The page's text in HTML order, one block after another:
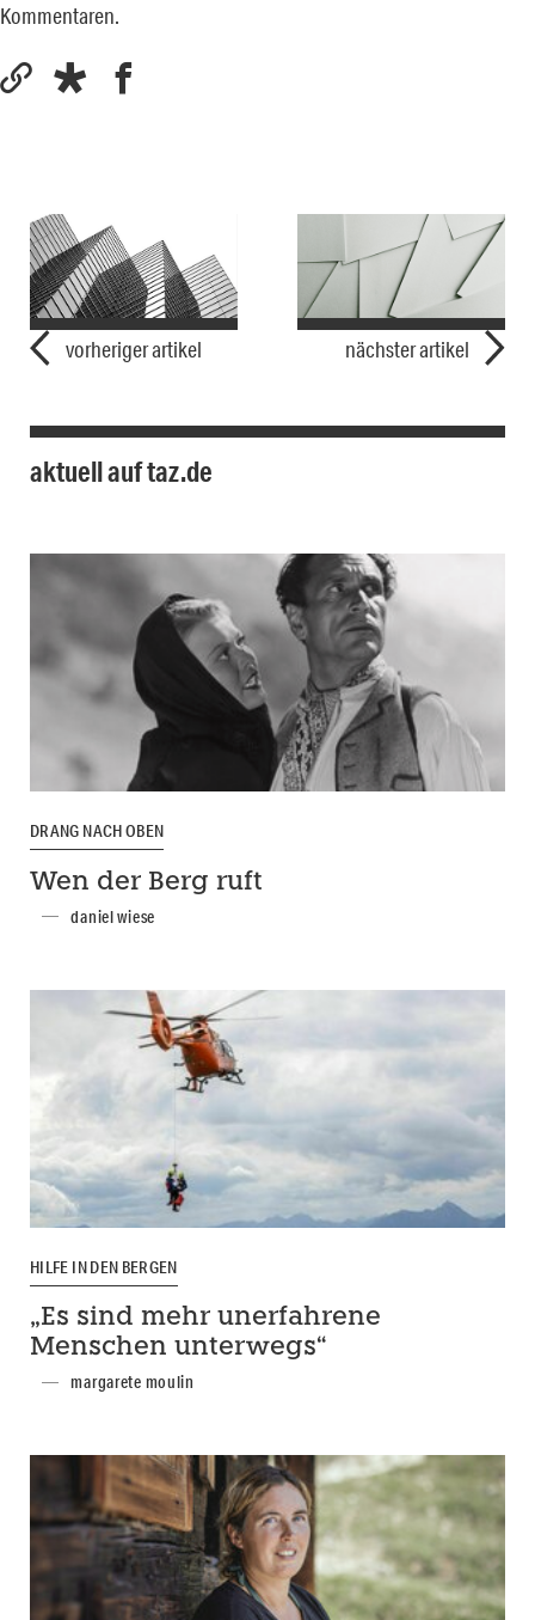
Kommentaren.
vorheriger artikel nächster artikel
aktuell auf taz.de
DRANG NACH OBEN
Wen der Berg ruft
daniel wiese
HILFE IN DEN BERGEN
„Es sind mehr unerfahrene
Menschen unterwegs“
margarete moulin